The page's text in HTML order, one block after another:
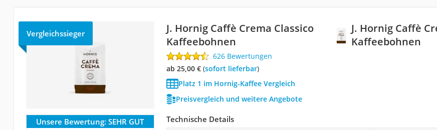
J. Hornig Caffè
Kaffeebohnen
Vergleichssieger
J. Hornig Caffè Crema Classico
Kaffeebohnen
626 Bewertungen
ab 25,00 €( Sofort lieferbar)
Platz 1 im Hornig-Kaffee Vergleich
Preisvergleich und weitere Angebote
Unsere Bewertung: SEHR GUT
Technische Details